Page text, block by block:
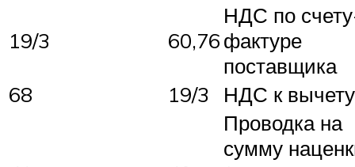
19/3 60,76
НДС по
фактуре
поставщика
68
19/3 НДС к вычету
Проводка на
сумму